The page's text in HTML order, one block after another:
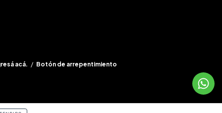
acá. / Botón de arrepentimiento